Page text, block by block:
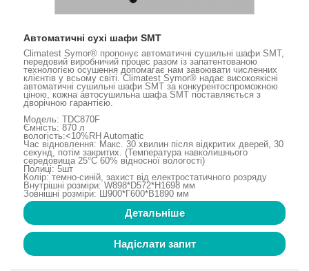
Автоматичні сухі шафи SMT
Climatest Symor® пропонує автоматичні сушильні шафи SMT,
передовий виробничий процес разом із запатентованою
технологією осушення допомагає нам завоювати численних
клієнтів у всьому світі. Climatest Symor® надає високоякісні
автоматичні сушильні шафи SMT за конкурентоспроможною
ціною, кожна автосушильна шафа SMT поставляється з
дворічною гарантією.
Модель: TDC870F
Ємність: 870 л
вологість:<10%RH Automatic
Час відновлення: Макс. 30 хвилин після відкритих дверей, 30
секунд, потім закритих. (Температура навколишнього
середовища 25°C 60% відносної вологості)
Полиці: 5шт
Колір: темно-синій, захист від електростатичного розряду
Внутрішні розміри: W898*D572*H1698 мм
Зовнішні розміри: Ш900*Г600*В1890 мм
Детальніше
Надіслати запит